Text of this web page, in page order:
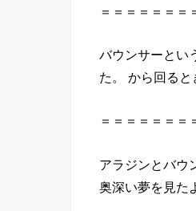
＝＝＝＝＝＝＝
バウンサーとい
た。 から回ると
＝＝＝＝＝＝＝
アラジンとバウ
奥深い夢を見た